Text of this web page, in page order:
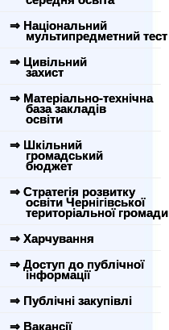
⇒ Національний
мультипредметний тест
⇒ Цивільний
захист
⇒ Матеріально-технічна
база закладів
освіти
⇒ Шкільний
громадський
бюджет
⇒ Стратегія розвитку
освіти Чернігівської
територіальної громади
⇒ Харчування
⇒ Доступ до публічної
інформації
⇒ Публічні закупівлі
⇒ Вакансії